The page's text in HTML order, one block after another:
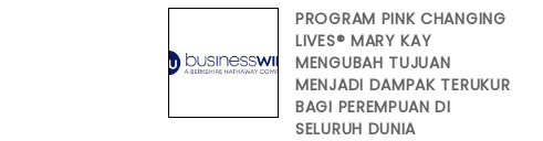
PROGRAM PINK CHANGING
LIVES® MARY KAY
MENGUBAH TUJUAN
MENJADI DAMPAK TERUKUR
BAGI PEREMPUAN DI
SELURUH DUNIA